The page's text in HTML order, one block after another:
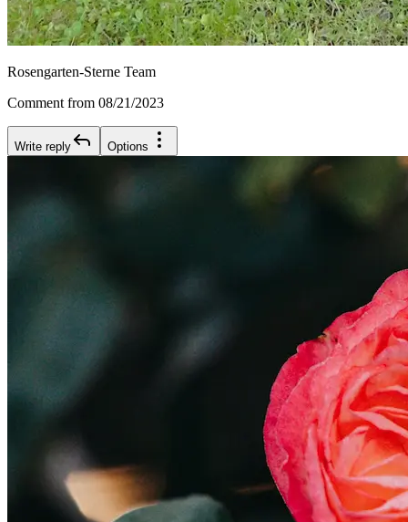
Rosengarten-Sterne Team
Comment from 08/21/2023
Write reply Options